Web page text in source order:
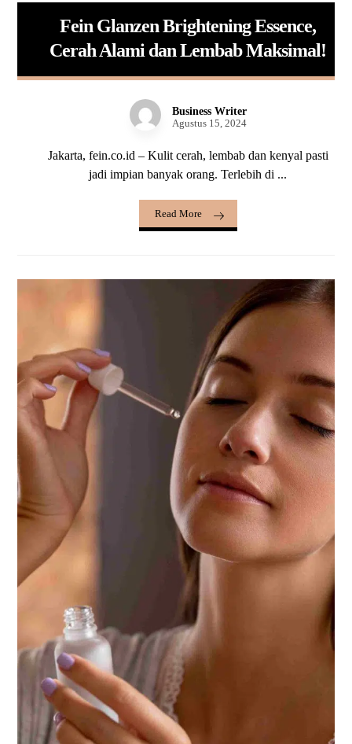
Fein Glanzen Brightening Essence,
Cerah Alami dan Lembab Maksimal!
Business Writer
Agustus 15, 2024
Jakarta, fein.co.id – Kulit cerah, lembab dan kenyal pasti
jadi impian banyak orang. Terlebih di ...
Read More